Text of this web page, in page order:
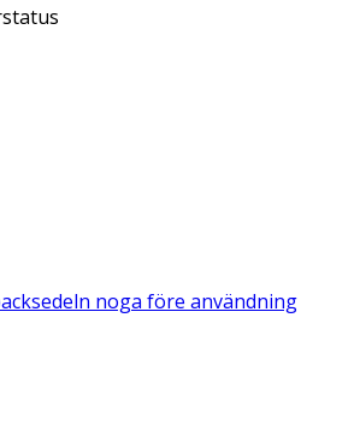
noga före användning